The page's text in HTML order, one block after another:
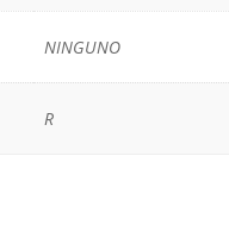
NINGUNO
R